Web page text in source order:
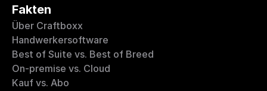
Fakten
Über Craftboxx
Handwerkersoftware
Best of Suite vs. Best of Breed
On-premise vs. Cloud
Kauf vs. Abo